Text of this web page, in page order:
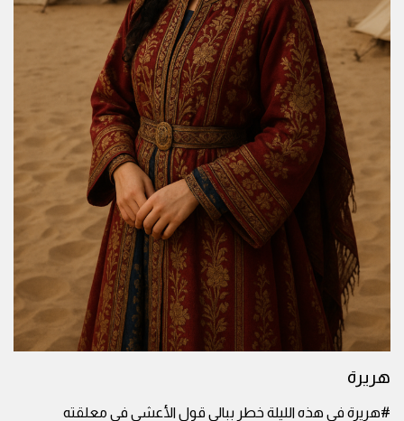
هريرة
#هريرة في هذه الليلة خطر ببالي قول الأعشى في معلقته